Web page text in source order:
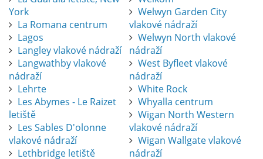
York
La Romana centrum
Lagos
Langley vlakové nádraží
Langwathby vlakové
nádraží
Lehrte
Les Abymes - Le Raizet
letiště
Les Sables D'olonne
vlakové nádraží
Lethbridge letiště
Welwyn Garden City
vlakové nádraží
Welwyn North vlakové
nádraží
West Byfleet vlakové
nádraží
White Rock
Whyalla centrum
Wigan North Western
vlakové nádraží
Wigan Wallgate vlakové
nádraží